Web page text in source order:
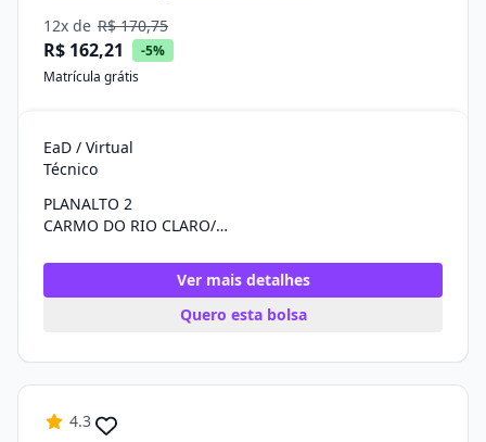
12x de R$ 170,75
R$ 162,21
-5%
Matrícula grátis
EaD / Virtual
Técnico
PLANALTO 2
CARMO DO RIO CLARO/MG
Ver mais detalhes
Quero esta bolsa
4.3